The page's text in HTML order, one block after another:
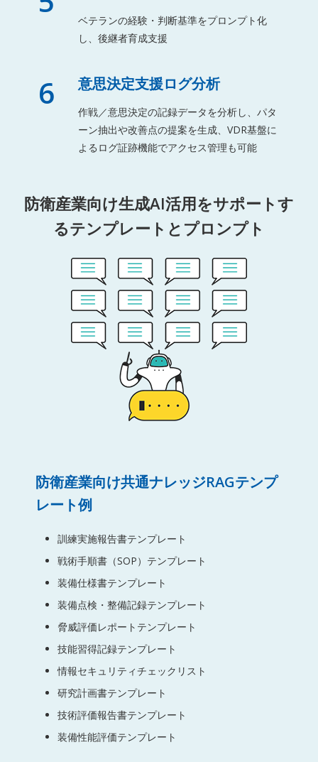
ベテランの経験・判断基準をプロンプト化
し、後継者育成支援
6 意思決定支援ログ分析
作戦／意思決定の記録データを分析し、パタ
ーン抽出や改善点の提案を生成、VDR基盤に
よるログ証跡機能でアクセス管理も可能
防衛産業向け生成AI活用をサポートす
るテンプレートとプロンプト
防衛産業向け共通ナレッジRAGテンプ
レート例
訓練実施報告書テンプレート
戦術手順書（SOP）テンプレート
装備仕様書テンプレート
装備点検・整備記録テンプレート
脅威評価レポートテンプレート
技能習得記録テンプレート
情報セキュリティチェックリスト
研究計画書テンプレート
技術評価報告書テンプレート
装備性能評価テンプレート